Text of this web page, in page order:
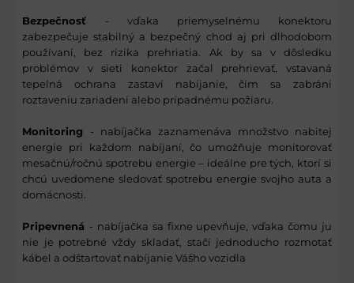
Bezpečnosť - vďaka priemyselnému konektoru
zabezpečuje stabilný a bezpečný chod aj pri dlhodobom
používaní, bez rizika prehriatia. Ak by sa v dôsledku
problémov v sieti konektor začal prehrievať, vstavaná
tepelná ochrana zastaví nabíjanie, čím sa zabráni
roztaveniu zariadení alebo prípadnému požiaru.
Monitoring - nabíjačka zaznamenáva množstvo nabitej
energie pri každom nabíjaní, čo umožňuje monitorovať
mesačnú/ročnú spotrebu energie – ideálne pre tých, ktorí si
chcú uvedomene sledovať spotrebu energie svojho auta a
domácnosti.
Pripevnená - nabíjačka sa fixne upevňuje, vďaka čomu ju
nie je potrebné vždy skladať, stačí jednoducho rozmotať
kábel a odštartovať nabíjanie Vášho vozidla